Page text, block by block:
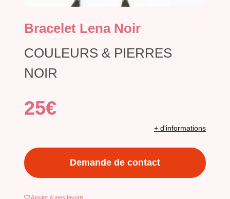
Bracelet Lena Noir
COULEURS & PIERRES
NOIR
25€
+ d'informations
Demande de contact
Ajouter à mes favoris